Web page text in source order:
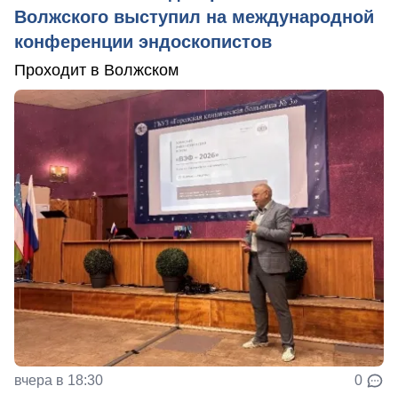
Волжского выступил на международной
конференции эндоскопистов
Проходит в Волжском
вчера в 18:30 0